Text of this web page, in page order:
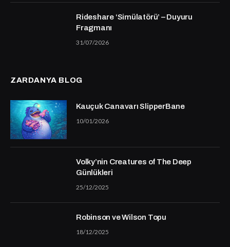
Rideshare ‘Simülatörü’ – Duyuru
Fragmanı
31/07/2026
ZARDANYA BLOG
Kauçuk Canavarı SlipperBane
10/01/2026
Volky’nin Creatures of The Deep
Günlükleri
25/12/2025
Robinson ve Wilson Topu
18/12/2025